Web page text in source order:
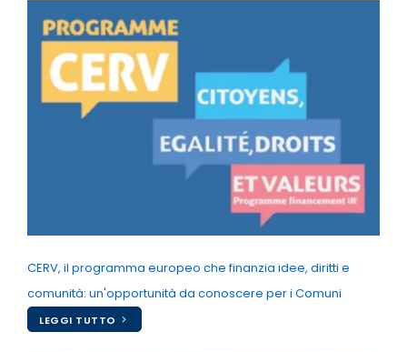
CERV, il programma europeo che finanzia idee, diritti e
comunità: un'opportunità da conoscere per i Comuni
LEGGI TUTTO